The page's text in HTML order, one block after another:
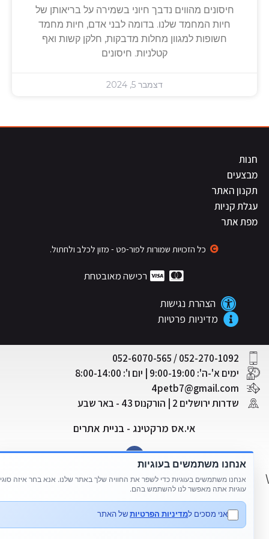
חיסונים מהווים נדבך חיוני בשמירה על בריאותן של
חיות המחמד שלנו. בדומה לבני אדם, חיות מחמד
חשופות למגוון מחלות מדבקות, חלקן קשות ואף
קטלניות. חיסונים
דצמבר 5, 2024
חנות
מבצעים
תקנון האתר
עגלת קניות
מפת אתר
כל הזכויות שמורות לפור-פט - מזון לכלב ולחתול.
רכישה מאובטחת
הצהרת נגישות
מדיניות פרטיות
052-270-1092 / 052-6070-565
ימים א'-ה': 9:00-19:00 | יום ו': 8:00-14:00
4petb7@gmail.com
שדרות ירושלים 2 | הורקנוס 43 - באר שבע
אי.אס מרקטינג - בניית אתרים
אנחנו משתמשים בעוגיות
אנחנו משתמשים בעוגיות כדי לשפר את החוויה שלך באתר שלנו. אנא בחר איזה סוגי
עוגיות אתה מאפשר לנו להשתמש בהם.
אני מסכים למדיניות הפרטיותשל האתר